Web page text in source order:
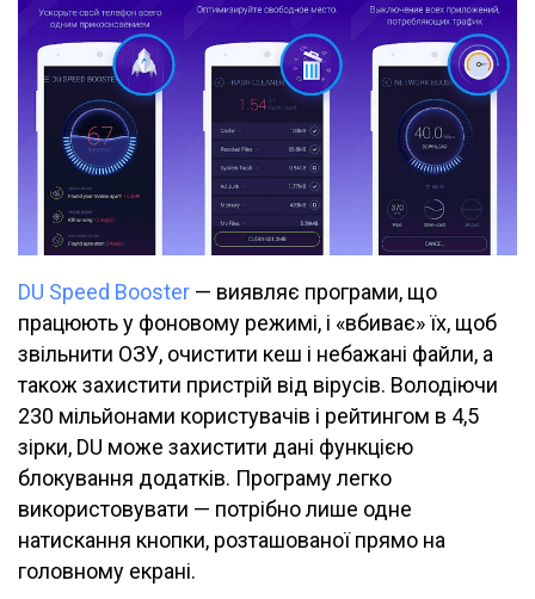
DU Speed Booster — виявляє програми, що
працюють у фоновому режимі, і «вбиває» їх, щоб
звільнити ОЗУ, очистити кеш і небажані файли, а
також захистити пристрій від вірусів. Володіючи
230 мільйонами користувачів і рейтингом в 4,5
зірки, DU може захистити дані функцією
блокування додатків. Програму легко
використовувати — потрібно лише одне
натискання кнопки, розташованої прямо на
головному екрані.